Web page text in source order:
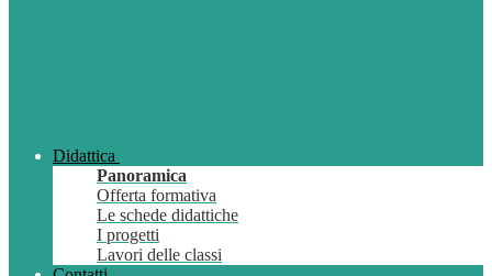
Didattica
Panoramica
Offerta formativa
Le schede didattiche
I progetti
Lavori delle classi